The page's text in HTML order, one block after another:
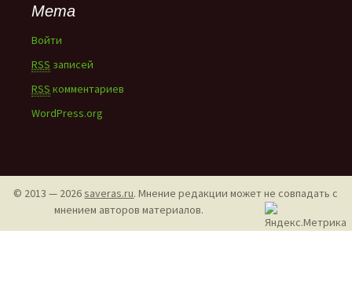
Мета
Войти
RSS записей
RSS комментариев
WordPress.org
© 2013 — 2026saveras.ru. Мнение редакции может не совпадать с
мнением авторов материалов.